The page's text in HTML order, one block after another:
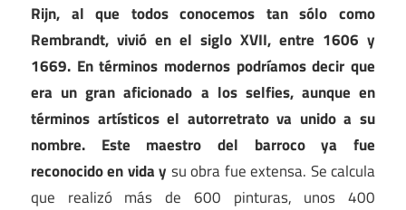
Rijn, al que todos conocemos tan sólo como
Rembrandt, vivió en el siglo XVII, entre 1606 y
1669. En términos modernos podríamos decir que
era un gran aficionado a los selfies, aunque en
términos artísticos el autorretrato va unido a su
nombre. Este maestro del barroco ya fue
reconocido en vida y su obra fue extensa. Se calcula
que realizó más de 600 pinturas, unos 400